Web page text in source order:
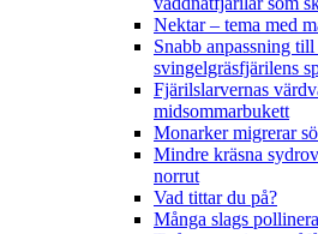
Nektar – tema med
Snabb anpassning
svingelgräsfjärilens
Fjärilslarvernas
midsommarbukett
Monarker migrerar
Mindre kräsna
norrut
Vad tittar du på?
Många slags